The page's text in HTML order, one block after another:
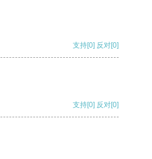
支持[0] 反对[0]
支持[0] 反对[0]